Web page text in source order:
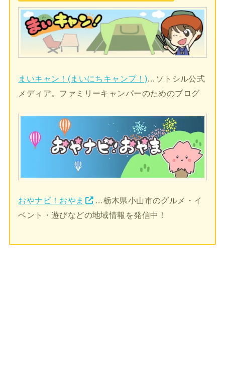
まいキャン！(まいにちキャンプ！)…ソトシル公式
メディア。ファミリーキャンパーのためのブログ
おやナビ！おやま
…栃木県小山市のグルメ・イ
ベント・遊びなどの地域情報を発信中！